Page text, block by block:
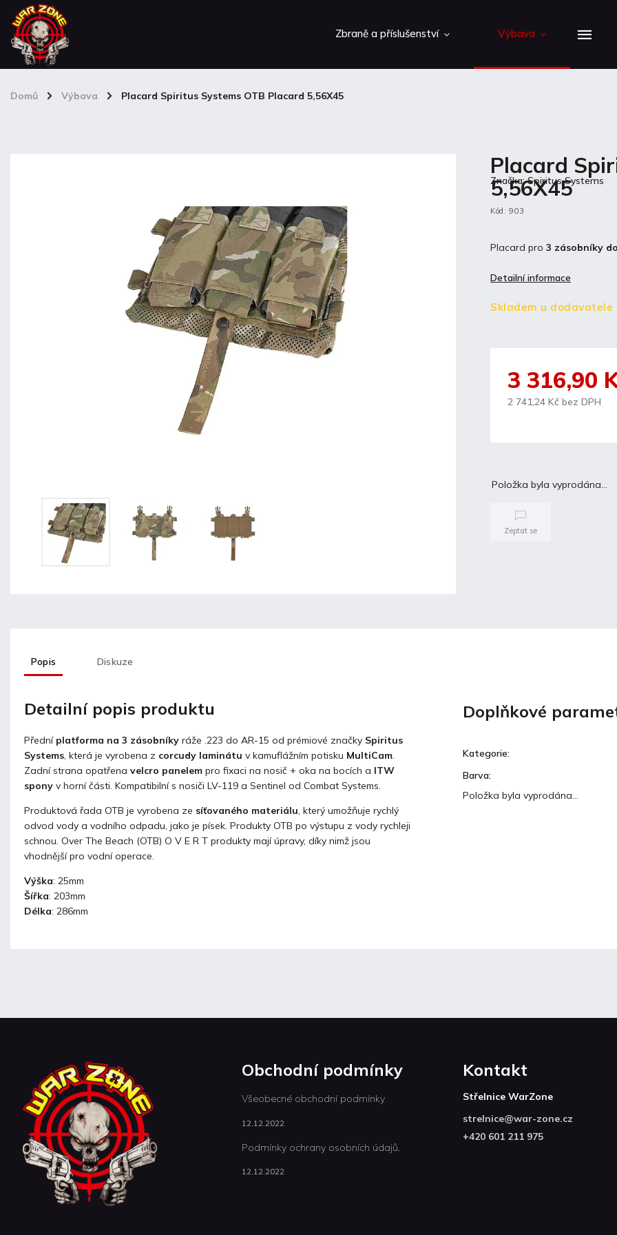
Zbraně a příslušenství Výbava
Domů / Výbava / Placard Spiritus Systems OTB Placard 5,56X45
Placard
5,56X45
Kód: 903
Placard pro3 zásobníky
Detailní informace
Značka:Spiritus Systems
Skladem u dodavatele
3 316,90
2 741,24 Kč bez DPH
Položka byla vyprodána…
Zeptat se
Popis Diskuze
Detailní popis produktu
Přední platforma na 3 zásobníky ráže .223 do AR-15 od prémiové značky Spiritus
Systems, která je vyrobena z corcudy laminátu v kamuflážním potisku MultiCam.
Zadní strana opatřena velcro panelem pro fixaci na nosič + oka na bocích a ITW
spony v horní části. Kompatibilní s nosiči LV-119 a Sentinel od Combat Systems.
Produktová řada OTB je vyrobena ze síťovaného materiálu, který umožňuje rychlý
odvod vody a vodního odpadu, jako je písek. Produkty OTB po výstupu z vody rychleji
schnou. Over The Beach (OTB) O V E R T produkty mají úpravy, díky nimž jsou
vhodnější pro vodní operace.
Výška: 25mm
Šířka: 203mm
Délka: 286mm
Doplňkové
Kategorie:
Barva:
Položka byla vyprodána…
Obchodní podmínky
Všeobecné obchodní podmínky
12.12.2022
Podmínky ochrany osobních údajů.
12.12.2022
Kontakt
Střelnice WarZone
strelnice@war-zone.cz
+420 601 211 975